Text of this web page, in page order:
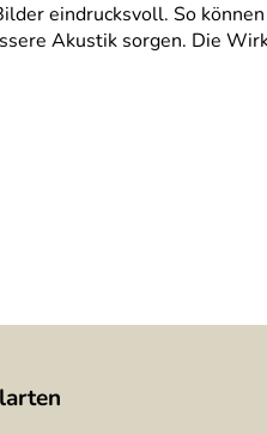
eindrucksvoll. So
Akustik sorgen. Die